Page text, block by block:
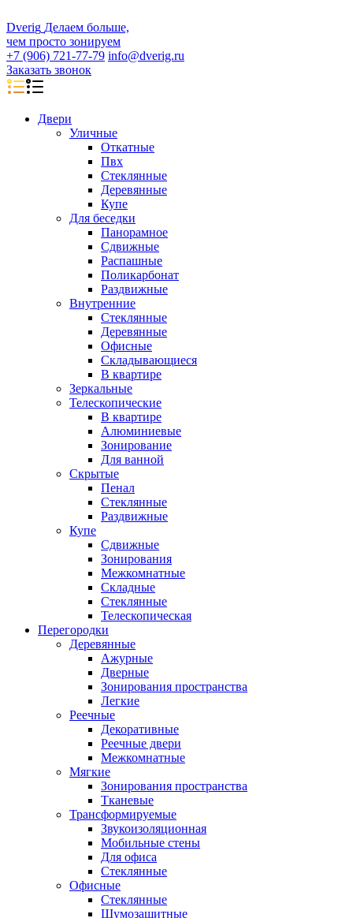
Dverig Делаем больше,
чем просто зонируем
+7 (906) 721-77-79 info@dverig.ru
Заказать звонок
Двери
Уличные
Откатные
Пвх
Стеклянные
Деревянные
Купе
Для беседки
Панорамное
Сдвижные
Распашные
Поликарбонат
Раздвижные
Внутренние
Стеклянные
Деревянные
Офисные
Складывающиеся
В квартире
Зеркальные
Телескопические
В квартире
Алюминиевые
Зонирование
Для ванной
Скрытые
Пенал
Стеклянные
Раздвижные
Купе
Сдвижные
Зонирования
Межкомнатные
Складные
Стеклянные
Телескопическая
Перегородки
Деревянные
Ажурные
Дверные
Зонирования пространства
Легкие
Реечные
Декоративные
Реечные двери
Межкомнатные
Мягкие
Зонирования пространства
Тканевые
Трансформируемые
Звукоизоляционная
Мобильные стены
Для офиса
Стеклянные
Офисные
Стеклянные
Шумозащитные